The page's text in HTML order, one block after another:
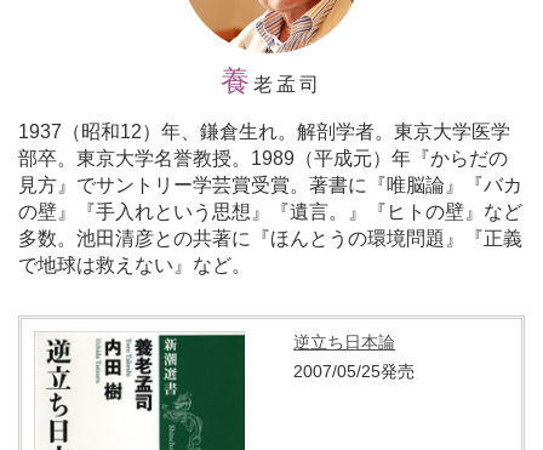
養 老孟司
1937（昭和12）年、鎌倉生れ。解剖学者。東京大学医学
部卒。東京大学名誉教授。1989（平成元）年『からだの
見方』でサントリー学芸賞受賞。著書に『唯脳論』『バカ
の壁』『手入れという思想』『遺言。』『ヒトの壁』など
多数。池田清彦との共著に『ほんとうの環境問題』『正義
で地球は救えない』など。
逆立ち日本論
2007/05/25発売